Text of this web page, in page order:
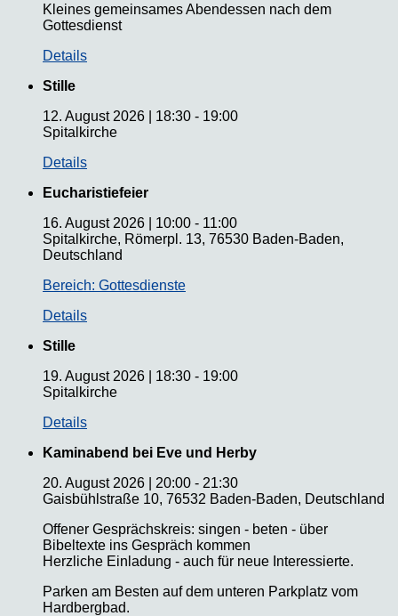
Kleines gemeinsames Abendessen nach dem
Gottesdienst
Details
Stille
12. August 2026
18:30 - 19:00
Spitalkirche
Details
Eucharistiefeier
16. August 2026
10:00 - 11:00
Spitalkirche, Römerpl. 13, 76530 Baden-Baden,
Deutschland
Bereich: Gottesdienste
Details
Stille
19. August 2026
18:30 - 19:00
Spitalkirche
Details
Kaminabend bei Eve und Herby
20. August 2026
20:00 - 21:30
Gaisbühlstraße 10, 76532 Baden-Baden, Deutschland
Offener Gesprächskreis: singen - beten - über
Bibeltexte ins Gespräch kommen
Herzliche Einladung - auch für neue Interessierte.
Parken am Besten auf dem unteren Parkplatz vom
Hardbergbad.